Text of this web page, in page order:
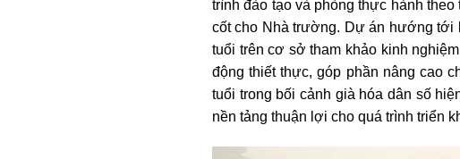
trình đào tạo và phòng thực hành
cốt cho Nhà trường. Dự án hướng tới
tuổi trên cơ sở tham khảo kinh
động thiết thực, góp phần nâng cao
tuổi trong bối cảnh già hóa dân số
nền tảng thuận lợi cho quá trình triển